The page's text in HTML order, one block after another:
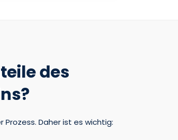
des
Prozess. Daher ist es wichtig: